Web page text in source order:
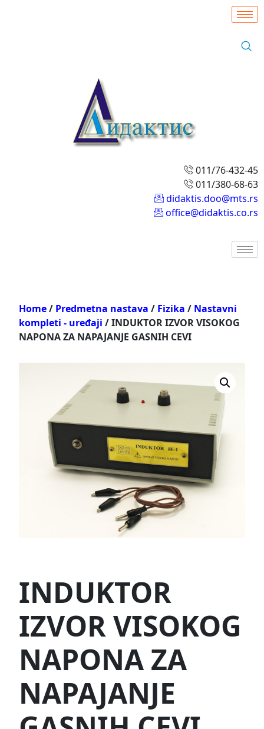
011/76-432-45
011/380-68-63
didaktis.doo@mts.rs
office@didaktis.co.rs
Home/ Predmetna nastava / Fizika / Nastavni
kompleti - uređaji / INDUKTOR IZVOR VISOKOG
NAPONA ZA NAPAJANJE GASNIH CEVI
INDUKTOR
IZVOR VISOKOG
NAPONA ZA
NAPAJANJE